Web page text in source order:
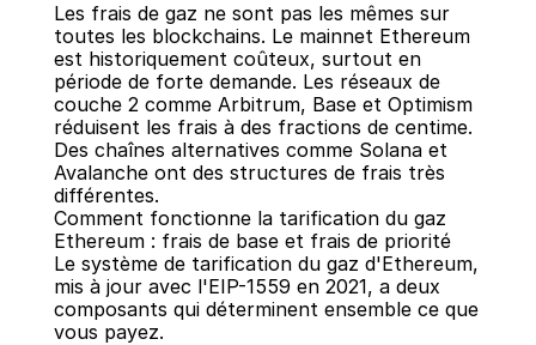
Les frais de gaz ne sont pas les mêmes sur
toutes les blockchains. Le mainnet Ethereum
est historiquement coûteux, surtout en
période de forte demande. Les réseaux de
couche 2 comme Arbitrum, Base et Optimism
réduisent les frais à des fractions de centime.
Des chaînes alternatives comme Solana et
Avalanche ont des structures de frais très
différentes.
Comment fonctionne la tarification du gaz
Ethereum : frais de base et frais de priorité
Le système de tarification du gaz d'Ethereum,
mis à jour avec l'EIP-1559 en 2021, a deux
composants qui déterminent ensemble ce que
vous payez.